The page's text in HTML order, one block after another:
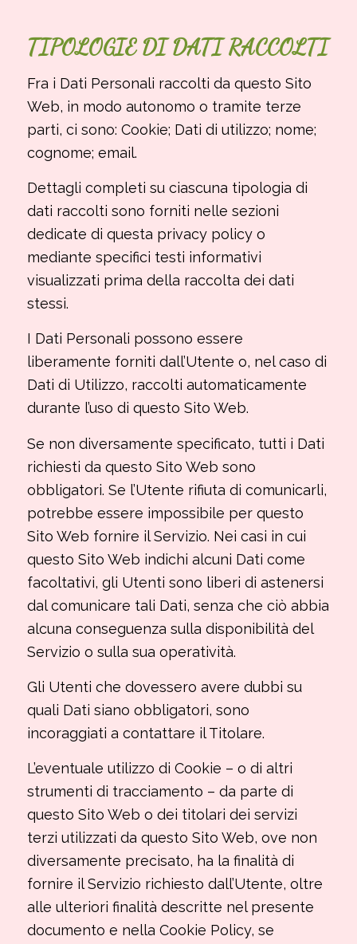
TIPOLOGIE DI DATI RACCOLTI
Fra i Dati Personali raccolti da questo Sito
Web, in modo autonomo o tramite terze
parti, ci sono: Cookie; Dati di utilizzo; nome;
cognome; email.
Dettagli completi su ciascuna tipologia di
dati raccolti sono forniti nelle sezioni
dedicate di questa privacy policy o
mediante specifici testi informativi
visualizzati prima della raccolta dei dati
stessi.
I Dati Personali possono essere
liberamente forniti dall’Utente o, nel caso di
Dati di Utilizzo, raccolti automaticamente
durante l’uso di questo Sito Web.
Se non diversamente specificato, tutti i Dati
richiesti da questo Sito Web sono
obbligatori. Se l’Utente rifiuta di comunicarli,
potrebbe essere impossibile per questo
Sito Web fornire il Servizio. Nei casi in cui
questo Sito Web indichi alcuni Dati come
facoltativi, gli Utenti sono liberi di astenersi
dal comunicare tali Dati, senza che ciò abbia
alcuna conseguenza sulla disponibilità del
Servizio o sulla sua operatività.
Gli Utenti che dovessero avere dubbi su
quali Dati siano obbligatori, sono
incoraggiati a contattare il Titolare.
L’eventuale utilizzo di Cookie – o di altri
strumenti di tracciamento – da parte di
questo Sito Web o dei titolari dei servizi
terzi utilizzati da questo Sito Web, ove non
diversamente precisato, ha la finalità di
fornire il Servizio richiesto dall’Utente, oltre
alle ulteriori finalità descritte nel presente
documento e nella Cookie Policy, se